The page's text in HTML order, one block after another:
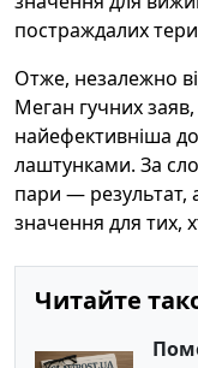
постраждалих
Отже, незалежно
Меган гучних заяв,
найефективніша
лаштунками. За
пари — результат,
значення для тих,
Читайте